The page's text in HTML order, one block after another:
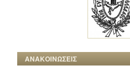
ΑΝΑΚΟΙΝΩΣΕΙΣ